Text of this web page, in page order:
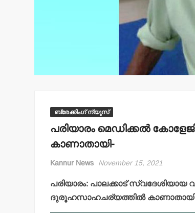
ബ്രേക്കിംഗ് ന്യൂസ്
പരിയാരം മെഡിക്കല്‍
കാണാതായി-
Kannur News November 15, 2021
പരിയാരം: പാലക്കാട്
ദുരൂഹസാഹചര്യത്തില്‍